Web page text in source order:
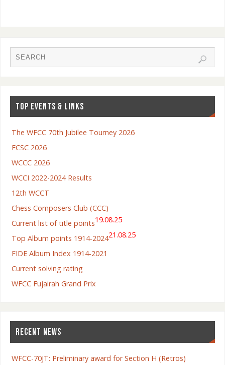
TOP EVENTS & LINKS
The WFCC 70th Jubilee Tourney 2026
ECSC 2026
WCCC 2026
WCCI 2022-2024 Results
12th WCCT
Chess Composers Club (CCC)
Current list of title points19.08.25
Top Album points 1914-202421.08.25
FIDE Album Index 1914-2021
Current solving rating
WFCC Fujairah Grand Prix
RECENT NEWS
WFCC-70JT: Preliminary award for Section H (Retros)